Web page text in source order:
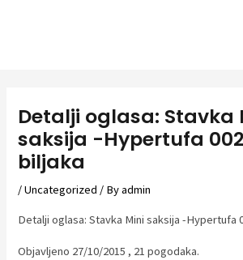
Detalji oglasa: Stavka
saksija -Hypertufa
biljaka
/Uncategorized / Byadmin
Detalji oglasa: Stavka Mini saksija -Hypertufa
Objavljeno 27/10/2015 , 21 pogodaka.